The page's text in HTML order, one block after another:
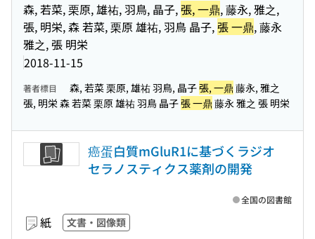
森, 若菜, 栗原, 雄祐, 羽鳥, 晶子,張, 一鼎, 藤永, 雅之,
張, 明栄, 森 若菜, 栗原 雄祐, 羽鳥 晶子,張 一鼎, 藤永
雅之, 張 明栄
2018-11-15
著者標目 森, 若菜 栗原, 雄祐 羽鳥, 晶子張, 一鼎 藤永, 雅之
張, 明栄 森 若菜 栗原 雄祐 羽鳥 晶子張 一鼎 藤永 雅之 張 明栄
癌蛋白質mGluR1に基づくラジオ
セラノスティクス薬剤の開発
紙 文書・図像類
全国の図書館